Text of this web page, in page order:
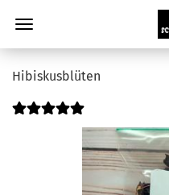
Hibiskusblüten